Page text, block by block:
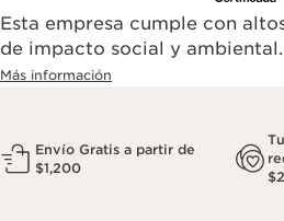
Esta empresa cumple con
de impacto social y ambiental.
Más información
Envío Gratis a partir de
$1,200